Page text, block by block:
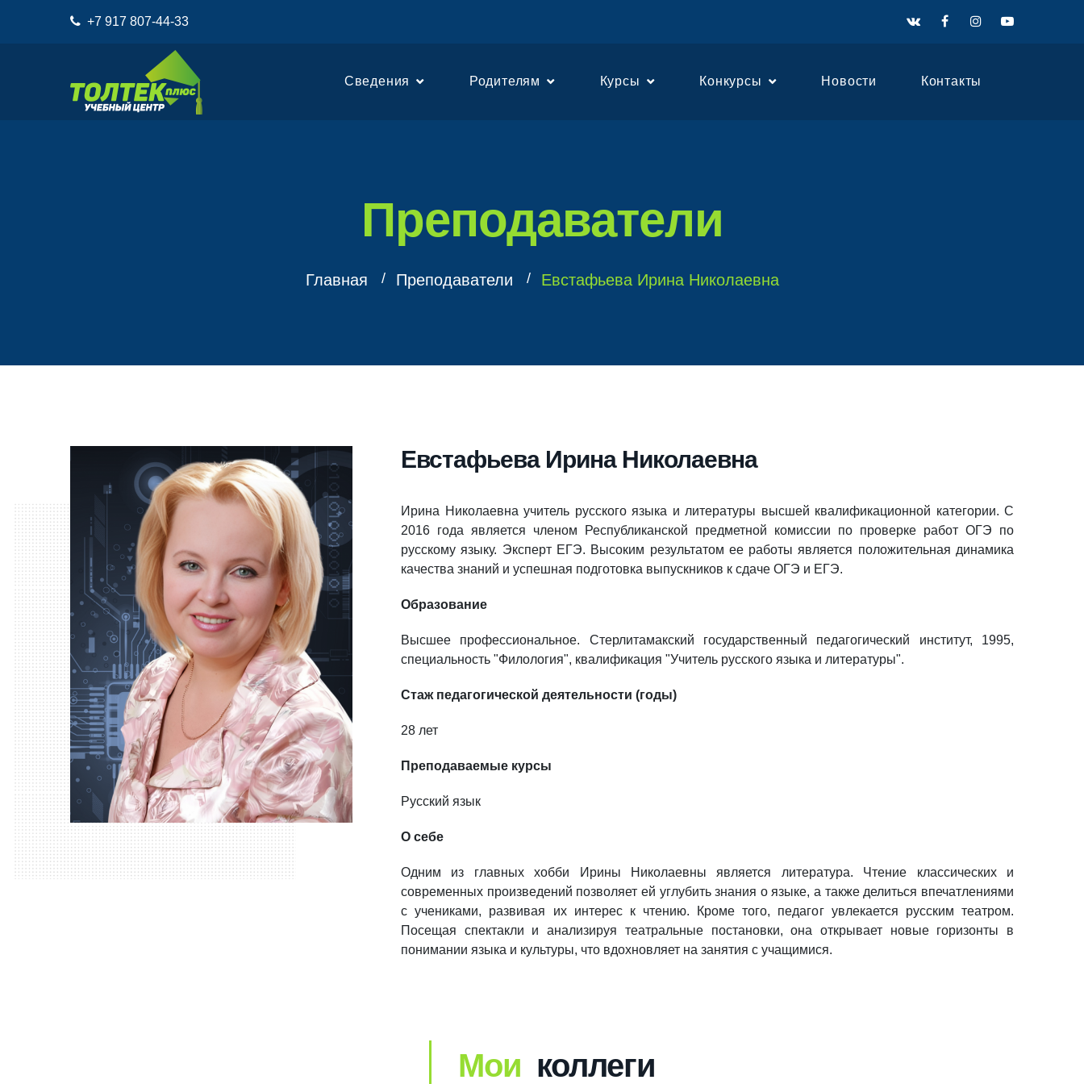
+7 917 807-44-33
Сведения Родителям Курсы Конкурсы Новости Контакты
Преподаватели
Главная Преподаватели Евстафьева Ирина Николаевна
Евстафьева Ирина Николаевна
Ирина Николаевна учитель русского языка и литературы высшей квалификационной категории. С
2016 года является членом Республиканской предметной комиссии по проверке работ ОГЭ по
русскому языку. Эксперт ЕГЭ. Высоким результатом ее работы является положительная динамика
качества знаний и успешная подготовка выпускников к сдаче ОГЭ и ЕГЭ.
Образование
Высшее профессиональное. Стерлитамакский государственный педагогический институт, 1995,
специальность "Филология", квалификация "Учитель русского языка и литературы".
Стаж педагогической деятельности (годы)
28 лет
Преподаваемые курсы
Русский язык
О себе
Одним из главных хобби Ирины Николаевны является литература. Чтение классических и
современных произведений позволяет ей углубить знания о языке, а также делиться впечатлениями
с учениками, развивая их интерес к чтению. Кроме того, педагог увлекается русским театром.
Посещая спектакли и анализируя театральные постановки, она открывает новые горизонты в
понимании языка и культуры, что вдохновляет на занятия с учащимися.
Мои коллеги